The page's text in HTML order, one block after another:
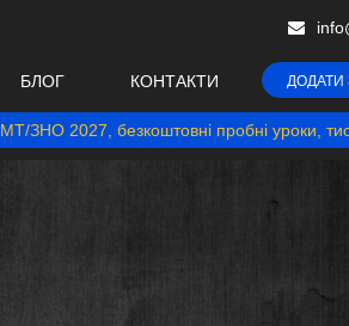
БЛОГ КОНТАКТИ ДОДАТИ
ЗНО 2027, безкоштовні пробні уроки,